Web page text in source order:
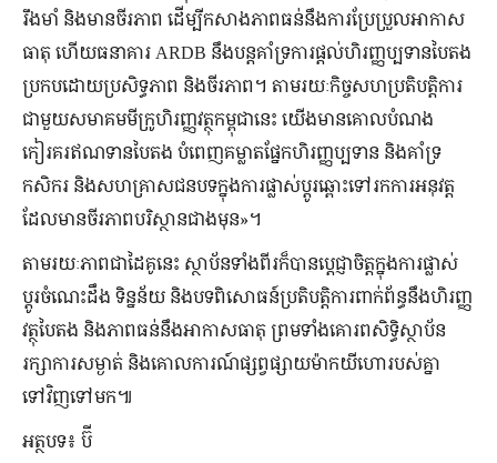
រឹងមាំ និងមានចីរភាព ដើម្បីកសាងភាពធន់នឹងការប្រែប្រួលអាកាស
ធាតុ ហើយធនាគារ ARDB នឹងបន្តគាំទ្រការផ្តល់ហិរញ្ញប្បទានបៃតង
ប្រកបដោយប្រសិទ្ធភាព និងចីរភាព។ តាមរយៈកិច្ចសហប្រតិបត្តិការ
ជាមួយសមាគមមីក្រូហិរញ្ញវត្ថុកម្ពុជានេះ យើងមានគោលបំណង
កៀរគរឥណទានបៃតង បំពេញគម្លាតផ្នែកហិរញ្ញប្បទាន និងគាំទ្រ
កសិករ និងសហគ្រាសជនបទក្នុងការផ្លាស់ប្តូរឆ្ពោះទៅរកការអនុវត្ត
ដែលមានចីរភាពបរិស្ថានជាងមុន»។
តាមរយៈភាពជាដៃគូនេះ ស្ថាប័នទាំងពីរក៏បានប្តេជ្ញាចិត្តក្នុងការផ្លាស់
ប្តូរចំណេះដឹង ទិន្នន័យ និងបទពិសោធន៍ប្រតិបត្តិការពាក់ព័ន្ធនឹងហិរញ្ញ
វត្ថុបៃតង និងភាពធន់នឹងអាកាសធាតុ ព្រមទាំងគោរពសិទ្ធិស្ថាប័ន
រក្សាការសម្ងាត់ និងគោលការណ៍ផ្សព្វផ្សាយម៉ាកយីហោរបស់គ្នា
ទៅវិញទៅមក៕
អត្ថបទ៖ ប៊ី